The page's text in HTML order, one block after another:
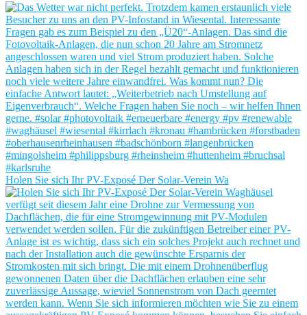
Holen Sie sich Ihr PV-Exposé Der Solar-Verein Wa